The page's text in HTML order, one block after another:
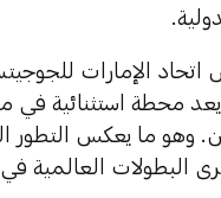
الإمارات
محطة استثنائية في
وهو ما يعكس التطور
البطولات العالمية في